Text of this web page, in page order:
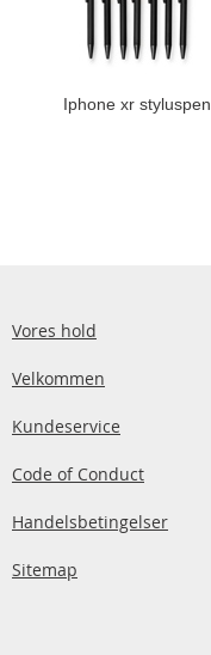
Iphone xr styluspen
Vores hold
Velkommen
Kundeservice
Code of Conduct
Handelsbetingelser
Sitemap